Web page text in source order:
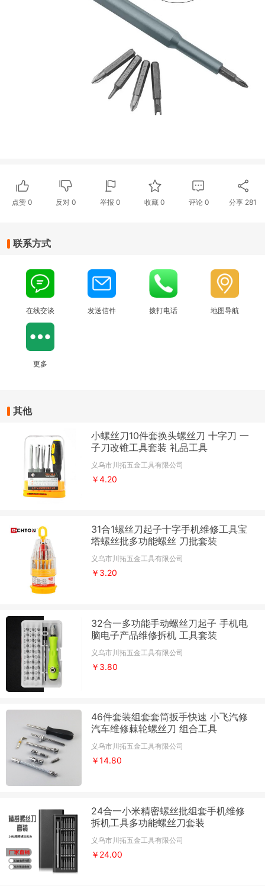
点赞 0 反对0 举报 0 收藏 0 评论 0 分享 281
联系方式
在线交谈 发送信件 拨打电话 地图导航
更多
其他
小螺丝刀10件套换头螺丝刀 十字刀 一
子刀改锥工具套装 礼品工具
义乌市川拓五金工具有限公司
￥4.20
31合1螺丝刀起子十字手机维修工具宝
塔螺丝批多功能螺丝 刀批套装
义乌市川拓五金工具有限公司
￥3.20
32合一多功能手动螺丝刀起子 手机电
脑电子产品维修拆机 工具套装
义乌市川拓五金工具有限公司
￥3.80
46件套装组套套筒扳手快速 小飞汽修
汽车维修棘轮螺丝刀 组合工具
义乌市川拓五金工具有限公司
￥14.80
24合一小米精密螺丝批组套手机维修
拆机工具多功能螺丝刀套装
义乌市川拓五金工具有限公司
￥24.00